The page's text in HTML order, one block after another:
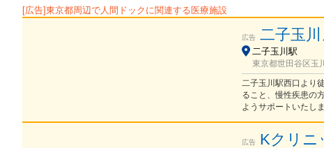
[広告]東京都周辺で人間ドックに関連する医療施設
広告 二子玉
二子玉川駅
東京都世田谷区玉
二子玉川駅西口より
ること、慢性疾患の
ようサポートいたし
広告 Kクリニ